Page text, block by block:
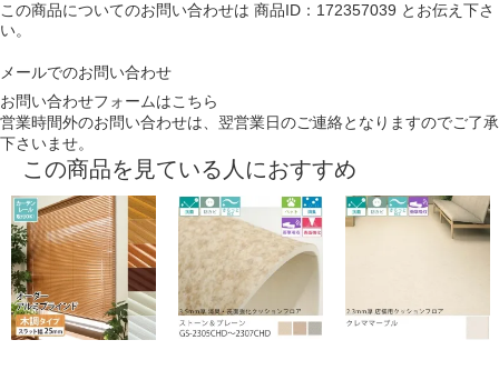
この商品についてのお問い合わせは 商品ID：172357039 とお伝え下さ
い。
メールでのお問い合わせ
お問い合わせフォームはこちら
営業時間外のお問い合わせは、翌営業日のご連絡となりますのでご了承
下さいませ。
この商品を見ている人におすすめ